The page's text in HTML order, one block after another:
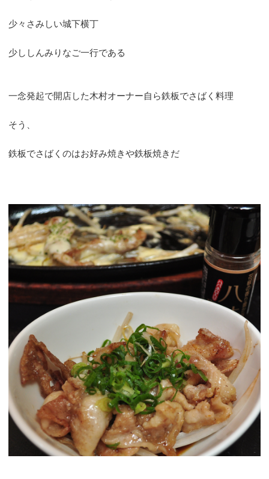
少々さみしい城下横丁
少ししんみりなご一行である
一念発起で開店した木村オーナー自ら鉄板でさばく料理
そう、
鉄板でさばくのはお好み焼きや鉄板焼きだ